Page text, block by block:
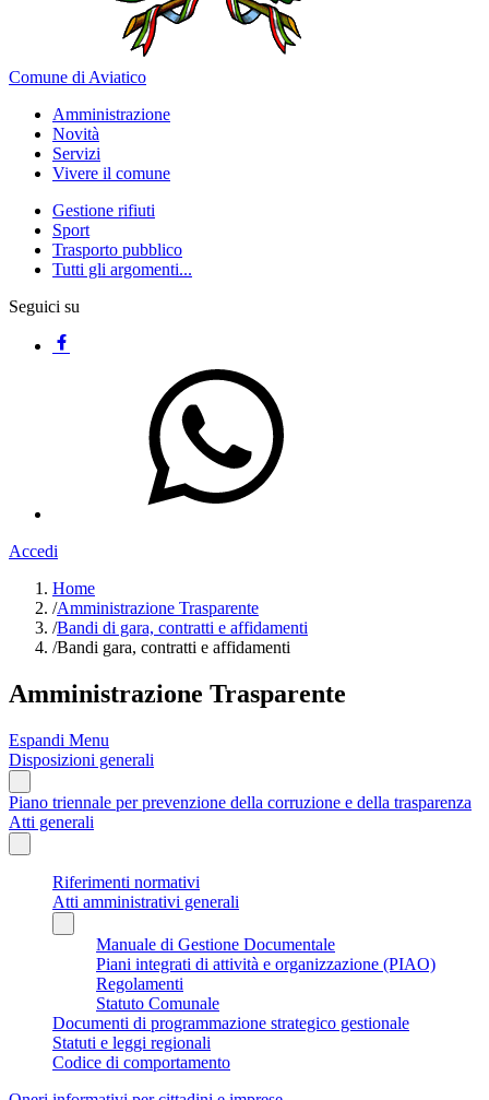
Comune di Aviatico
Amministrazione
Novità
Servizi
Vivere il comune
Gestione rifiuti
Sport
Trasporto pubblico
Tutti gli argomenti...
Seguici su
Accedi
Home
/Amministrazione Trasparente
/Bandi di gara, contratti e affidamenti
/Bandi gara, contratti e affidamenti
Amministrazione Trasparente
Espandi Menu
Disposizioni generali
Piano triennale per prevenzione della corruzione e della trasparenza
Atti generali
Riferimenti normativi
Atti amministrativi generali
Manuale di Gestione Documentale
Piani integrati di attività e organizzazione (PIAO)
Regolamenti
Statuto Comunale
Documenti di programmazione strategico gestionale
Statuti e leggi regionali
Codice di comportamento